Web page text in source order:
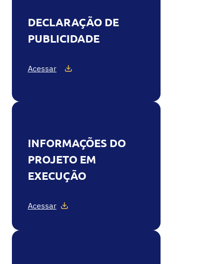
DECLARAÇÃO DE
PUBLICIDADE
Acessar
INFORMAÇÕES DO
PROJETO EM
EXECUÇÃO
Acessar